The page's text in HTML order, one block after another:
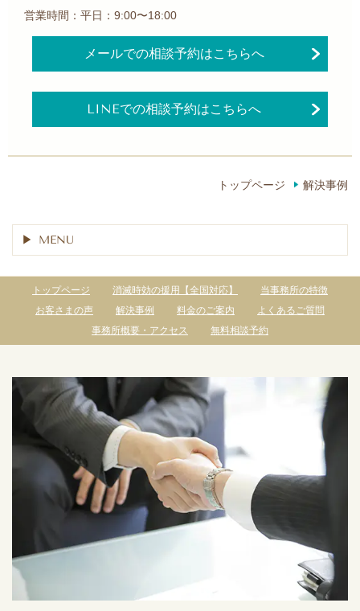
営業時間：平日：9:00〜18:00
メールでの相談予約はこちらへ
LINEでの相談予約はこちらへ
トップページ 解決事例
MENU
トップページ 消滅時効の援用【全国対応】
当事務所の特徴
お客さまの声
解決事例 料金のご案内
よくあるご質問
事務所概要・アクセス
無料相談予約